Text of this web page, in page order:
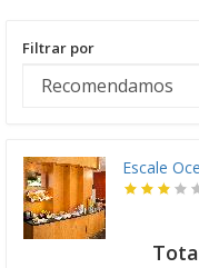
Filtrar por
Escale